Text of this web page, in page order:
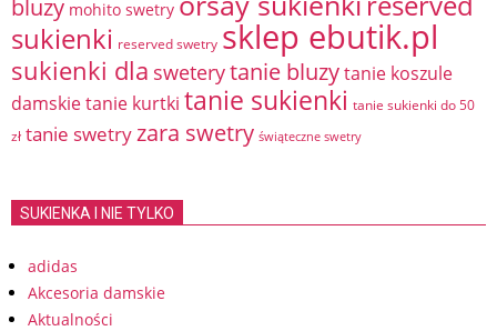
bluzy mohito swetry
sukienki reserved swetry sklep ebutik.pl
sukienki dla sweterytanie bluzytanie koszule
damskietanie kurtki tanie sukienki tanie sukienki do 50
zł tanie swetryzara swetry świąteczne swetry
SUKIENKA I NIE TYLKO
adidas
Akcesoria damskie
Aktualności